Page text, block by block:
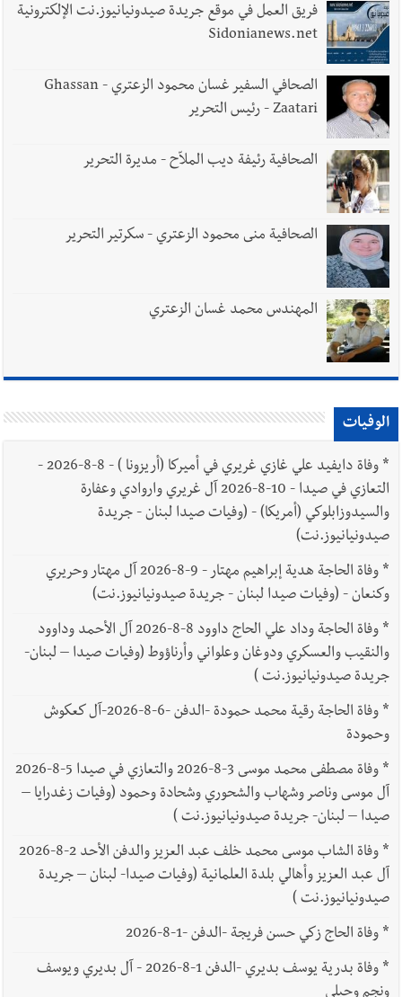
فريق العمل في موقع جريدة صيدونيانيوز.نت الإلكترونية
Sidonianews.net
الصحافي السفير غسان محمود الزعتري - Ghassan
Zaatari - رئيس التحرير
الصحافية رئيفة ديب الملاّح - مديرة التحرير
الصحافية منى محمود الزعتري - سكرتير التحرير
المهندس محمد غسان الزعتري
الوفيات
*
وفاة دايفيد علي غازي غريري في أميركا (أريزونا ) - 8-8-2026 -
التعازي في صيدا - 10-8-2026 آل غريري واروادي وعفارة
والسيدوزابلوكي (أمريكا) - (وفيات صيدا لبنان - جريدة
صيدونيانيوز.نت)
*
وفاة الحاجة هدية إبراهيم مهتار - 9-8-2026 آل مهتار وحريري
وكنعان - (وفيات صيدا لبنان - جريدة صيدونيانيوز.نت)
*
وفاة الحاجة وداد علي الحاج داوود 8-8-2026 آل الأحمد وداوود
والنقيب والعسكري ودوغان وعلواني وأرناؤوط (وفيات صيدا – لبنان-
جريدة صيدونيانيوز.نت )
*
وفاة الحاجة رقية محمد حمودة -الدفن -6-8-2026-آل كعكوش
وحمودة
*
وفاة مصطفى محمد موسى 3-8-2026 والتعازي في صيدا 5-8-2026
آل موسى وناصر وشهاب والشحوري وشحادة وحمود (وفيات زغدرايا –
صيدا – لبنان- جريدة صيدونيانيوز.نت )
*
وفاة الشاب موسى محمد خلف عبد العزيز والدفن الأحد 2-8-2026
آل عبد العزيز وأهالي بلدة العلمانية (وفيات صيدا- لبنان – جريدة
صيدونيانيوز.نت )
*وفاة الحاج زكي حسن فريجة -الدفن -1-8-2026
*
وفاة بدرية يوسف بديري -الدفن 1-8-2026 - آل بديري ويوسف
ونجم وحبلي